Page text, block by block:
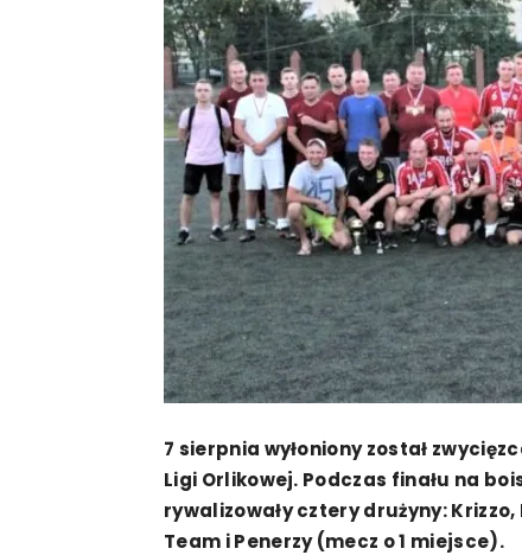
7 sierpnia wyłoniony został
Ligi Orlikowej. Podczas finału na
rywalizowały cztery drużyny:
Team i Penerzy (mecz o 1 miejsce).